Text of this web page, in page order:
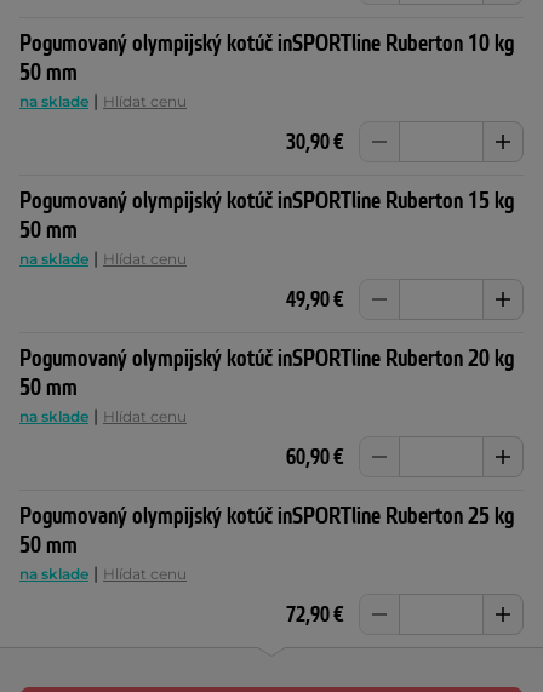
Pogumovaný olympijský kotúč inSPORTline Ruberton 10 kg
50 mm
na sklade | Hlídat cenu
30,90 €
Pogumovaný olympijský kotúč inSPORTline Ruberton 15 kg
50 mm
na sklade | Hlídat cenu
49,90 €
Pogumovaný olympijský kotúč inSPORTline Ruberton 20 kg
50 mm
na sklade | Hlídat cenu
60,90 €
Pogumovaný olympijský kotúč inSPORTline Ruberton 25 kg
50 mm
na sklade | Hlídat cenu
72,90 €